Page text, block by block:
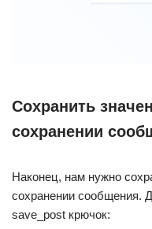
Сохранить
сохранении
Наконец, нам нужно
сохранении сообщения.
save_post крючок: